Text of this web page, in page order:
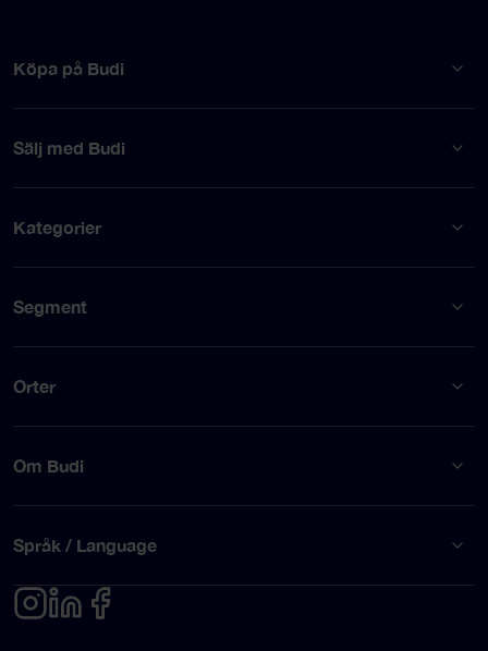
Köpa på Budi
Sälj med Budi
Kategorier
Segment
Orter
Om Budi
Språk / Language